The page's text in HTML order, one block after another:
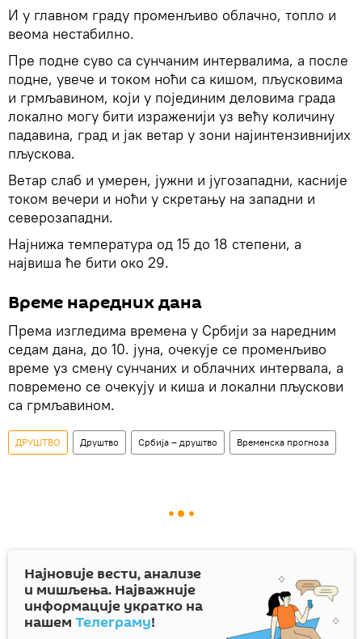
И у главном граду променљиво облачно, топло и
веома нестабилно.
Пре подне суво са сунчаним интервалима, а после
подне, увече и током ноћи са кишом, пљусковима
и грмљавином, који у појединим деловима града
локално могу бити израженији уз већу количину
падавина, град и јак ветар у зони најинтензивнијих
пљускова.
Ветар слаб и умерен, јужни и југозападни, касније
током вечери и ноћи у скретању на западни и
северозападни.
Најнижа температура од 15 до 18 степени, а
највиша ће бити око 29.
Време наредних дана
Према изгледима времена у Србији за наредним
седам дана, до 10. јуна, очекује се променљиво
време уз смену сунчаних и облачних интервала, а
повремено се очекују и киша и локални пљускови
са грмљавином.
ДРУШТВО Друштво Србија – друштво Временска прогноза
Најновије вести, анализе
и мишљења. Најважније
информације укратко на
нашем Телеграму!